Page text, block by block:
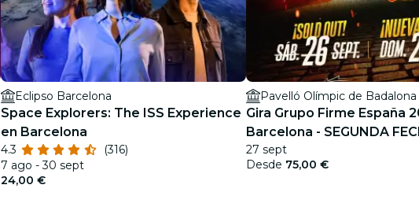
Eclipso Barcelona
Space Explorers: The ISS Experience
en Barcelona
4.3
(316)
7 ago - 30 sept
24,00 €
Pavelló Olímpic de Badalona
Gira Grupo Firme España
Barcelona - SEGUNDA
27 sept
Desde 75,00 €